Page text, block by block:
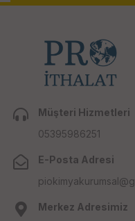
Müşteri Hizmetleri
05395986251
E-Posta Adresi
Merkez Adresimiz